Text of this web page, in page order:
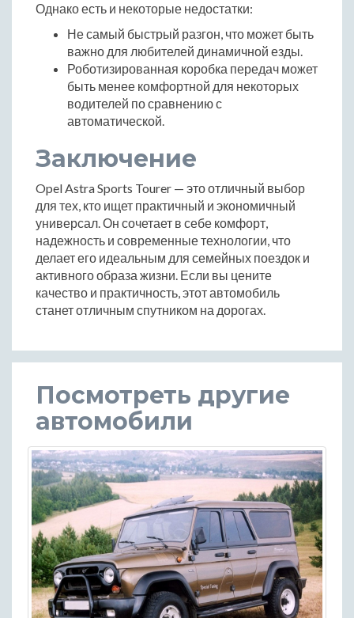
Однако есть и некоторые недостатки:
Не самый быстрый разгон, что может быть
важно для любителей динамичной езды.
Роботизированная коробка передач может
быть менее комфортной для некоторых
водителей по сравнению с
автоматической.
Заключение
Opel Astra Sports Tourer — это отличный выбор
для тех, кто ищет практичный и экономичный
универсал. Он сочетает в себе комфорт,
надежность и современные технологии, что
делает его идеальным для семейных поездок и
активного образа жизни. Если вы цените
качество и практичность, этот автомобиль
станет отличным спутником на дорогах.
Посмотреть другие
автомобили